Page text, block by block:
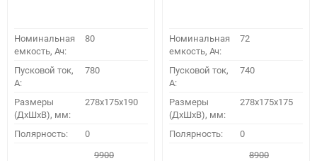
Номинальная
емкость, Ач:
80
Пусковой ток,
A:
780
Размеры
(ДхШхВ), мм:
278x175x190
Полярность: 0
9900
Номинальная
емкость, Ач:
72
Пусковой ток,
A:
740
Размеры
(ДхШхВ), мм:
278x175x175
Полярность: 0
8900